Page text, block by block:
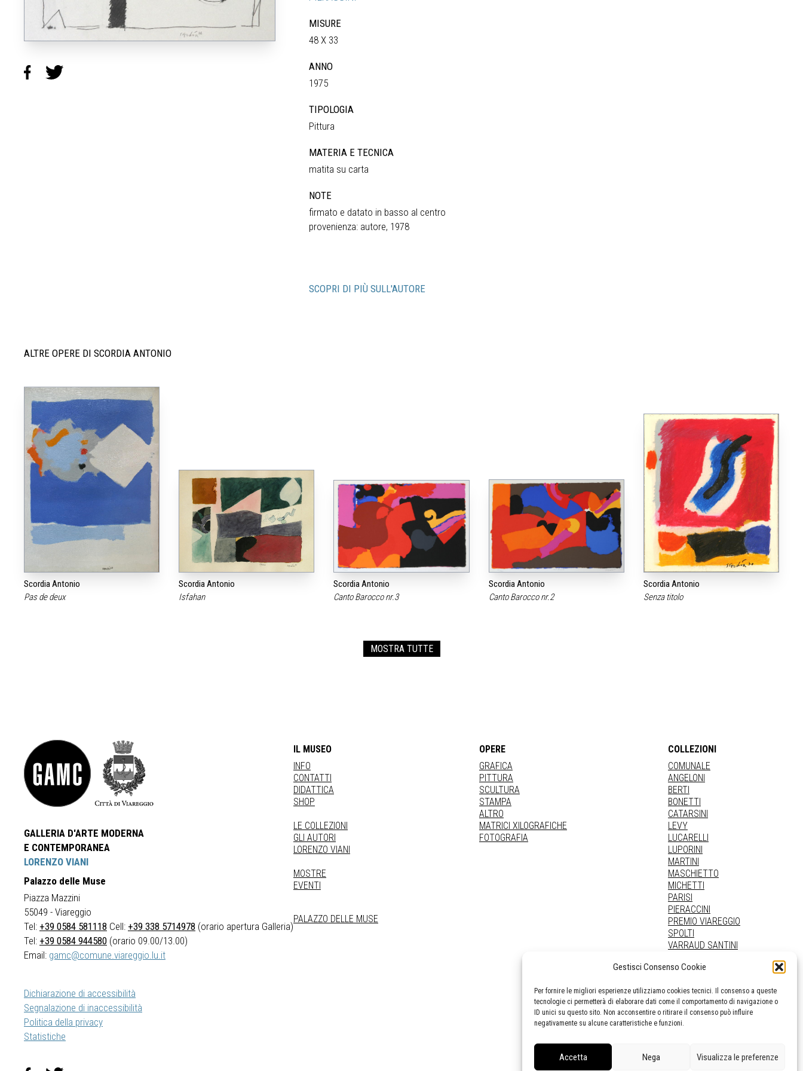
Gestisci Consenso Cookie
Per fornire le migliori esperienze utilizziamo cookies tecnici. Il consenso a queste
tecnologie ci permetterà di elaborare dati come il comportamento di navigazione o
ID unici su questo sito. Non acconsentire o ritirare il consenso può influire
negativamente su alcune caratteristiche e funzioni.
Accetta Nega Visualizza le preferenze
MISURE
48 X 33
ANNO
1975
TIPOLOGIA
Pittura
MATERIA E TECNICA
matita su carta
NOTE
firmato e datato in basso al centro
provenienza: autore, 1978
SCOPRI DI PIÙ SULL'AUTORE
ALTRE OPERE DI SCORDIA ANTONIO
Scordia Antonio
Pas de deux
Scordia Antonio
Isfahan
Scordia Antonio
Canto Barocco nr.3
Scordia Antonio
Canto Barocco nr.2
Scordia Antonio
Senza titolo
MOSTRA TUTTE
GALLERIA D'ARTE MODERNA
E CONTEMPORANEA
LORENZO VIANI
Palazzo delle Muse
Piazza Mazzini
55049 - Viareggio
Tel: +39 0584 581118 Cell: +39 338 5714978 (orario apertura Galleria)
Tel: +39 0584 944580 (orario 09.00/13.00)
Email: gamc@comune.viareggio.lu.it
Dichiarazione di accessibilità
Segnalazione di inaccessibilità
Politica della privacy
Statistiche
IL MUSEO
INFO
CONTATTI
DIDATTICA
SHOP
LE COLLEZIONI
GLI AUTORI
LORENZO VIANI
MOSTRE
EVENTI
PALAZZO DELLE MUSE
OPERE
GRAFICA
PITTURA
SCULTURA
STAMPA
ALTRO
MATRICI XILOGRAFICHE
FOTOGRAFIA
COLLEZIONI
COMUNALE
ANGELONI
BERTI
BONETTI
CATARSINI
LEVY
LUCARELLI
LUPORINI
MARTINI
MASCHIETTO
MICHETTI
PARISI
PIERACCINI
PREMIO VIAREGGIO
SPOLTI
VARRAUD SANTINI